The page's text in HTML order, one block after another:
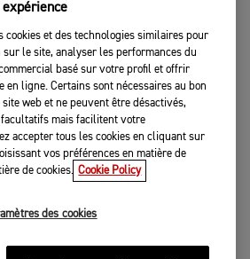
cookies et des technologies similaires pour
le site, analyser les performances du
basé sur votre profil et offrir
en ligne. Certains sont nécessaires au bon
web et ne peuvent être désactivés,
mais facilitent votre
accepter tous les cookies en cliquant sur
vos préférences en matière de
de cookies. Cookie Policy
des cookies